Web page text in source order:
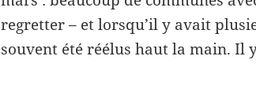
regretter – et lorsqu’il y avait
souvent été réélus haut la main. Il